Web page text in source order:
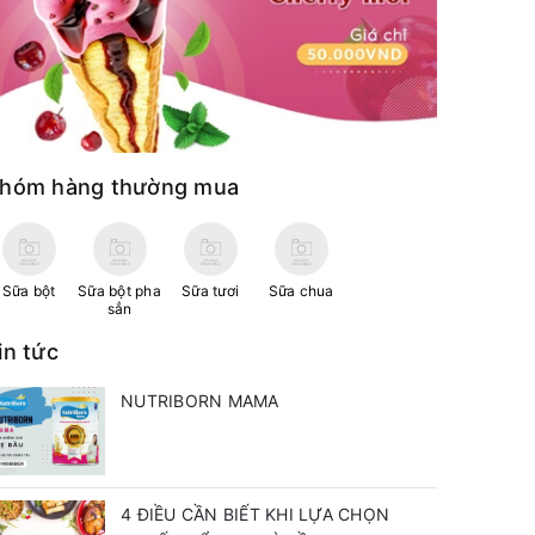
hàng thường mua
Sữa bột
Sữa bột pha
sẳn
Sữa tươi Sữa chua
tức
NUTRIBORN MAMA
4 ĐIỀU CẦN BIẾT KHI LỰA CHỌN